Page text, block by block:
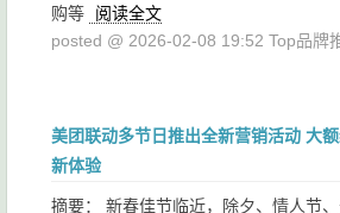
购等
阅读全文
posted @ 2026-02-08 19:52 Top品牌
美团联动多节日推出全新营销活动 大
新体验
摘要： 新春佳节临近，除夕、情人节